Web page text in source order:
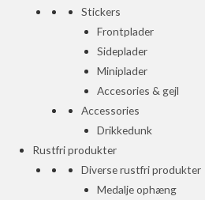
Stickers
Frontplader
Sideplader
Miniplader
Accesories & gejl
Accessories
Drikkedunk
Rustfri produkter
Diverse rustfri produkter
Medalje ophæng